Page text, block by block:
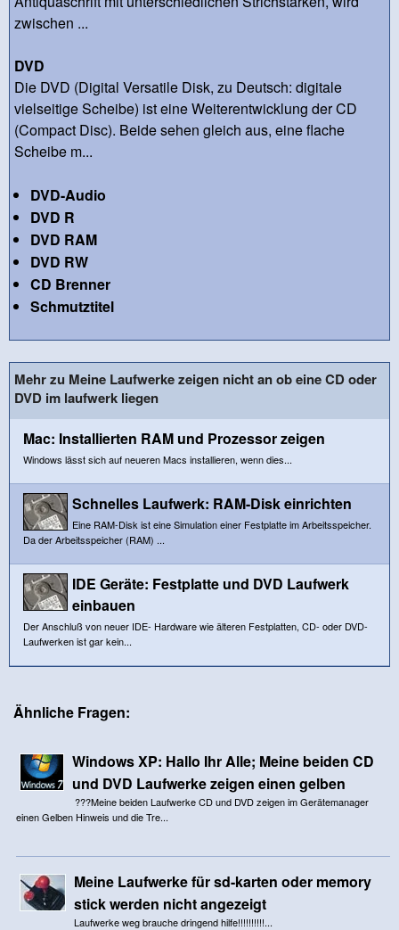
zwischen ...
DVD
Die DVD (Digital Versatile Disk, zu Deutsch: digitale
vielseitige Scheibe) ist eine Weiterentwicklung der CD
(Compact Disc). Beide sehen gleich aus, eine flache
Scheibe m...
DVD-Audio
DVD R
DVD RAM
DVD RW
CD Brenner
Schmutztitel
Mehr zu Meine Laufwerke zeigen nicht an ob eine CD oder
DVD im laufwerk liegen
Mac: Installierten RAM und Prozessor zeigen
Windows lässt sich auf neueren Macs installieren, wenn dies...
Schnelles Laufwerk: RAM-Disk einrichten
Eine RAM-Disk ist eine Simulation einer Festplatte im Arbeitsspeicher.
Da der Arbeitsspeicher (RAM) ...
IDE Geräte: Festplatte und DVD Laufwerk
einbauen
Der Anschluß von neuer IDE- Hardware wie älteren Festplatten, CD- oder DVD-
Laufwerken ist gar kein...
Ähnliche Fragen:
Windows XP: Hallo Ihr Alle; Meine beiden CD
und DVD Laufwerke zeigen einen gelben
???Meine beiden Laufwerke CD und DVD zeigen im Gerätemanager
einen Gelben Hinweis und die Tre...
Meine Laufwerke für sd-karten oder memory
stick werden nicht angezeigt
Laufwerke weg brauche dringend hilfe!!!!!!!!!!...